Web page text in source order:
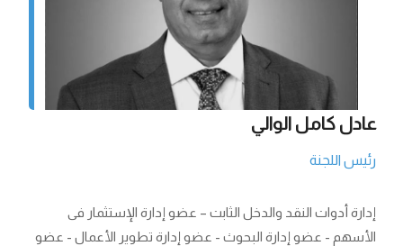
عادل كامل الوالي
رئيس اللجنة
إدارة أدوات النقد والدخل الثابت – عضو إدارة الإستثمار فى
الأسهم - عضو إدارة البحوث - عضو إدارة تطوير الأعمال - عضو